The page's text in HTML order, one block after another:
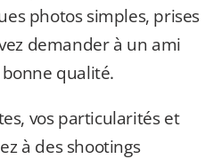
photos simples, prises
demander à un ami
qualité.
vos particularités et
à des shootings